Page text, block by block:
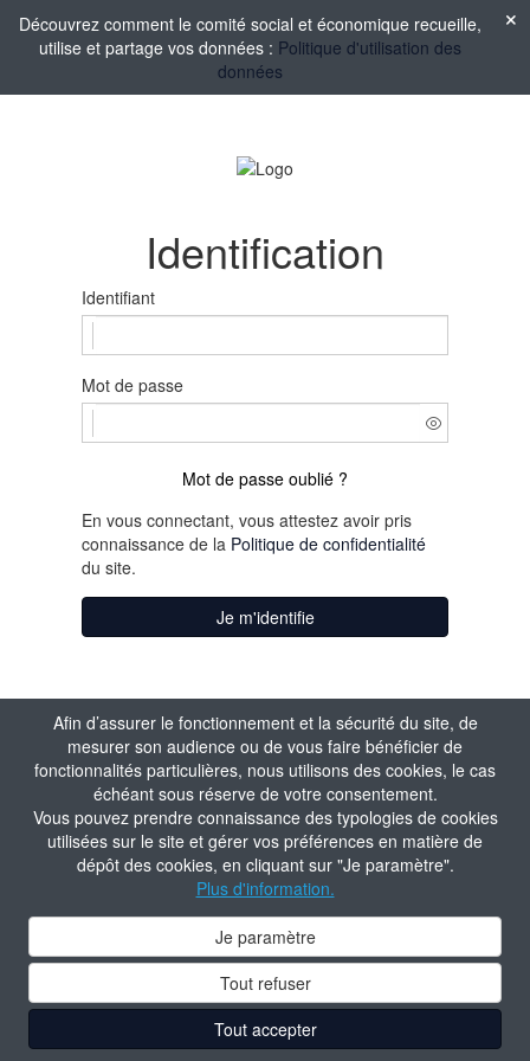
Afin d’assurer le fonctionnement et la sécurité du site, de
mesurer son audience ou de vous faire bénéficier de
fonctionnalités particulières, nous utilisons des cookies, le cas
échéant sous réserve de votre consentement.
Vous pouvez prendre connaissance des typologies de cookies
utilisées sur le site et gérer vos préférences en matière de
dépôt des cookies, en cliquant sur "Je paramètre".
Plus d'information.
Je paramètre
Tout refuser
Tout accepter
Découvrez comment le comité social et économique recueille,
utilise et partage vos données : Politique d'utilisation des
données
Identification
Identifiant
Mot de passe
Mot de passe oublié ?
En vous connectant, vous attestez avoir pris
connaissance de la Politique de confidentialité
du site.
Je m'identifie